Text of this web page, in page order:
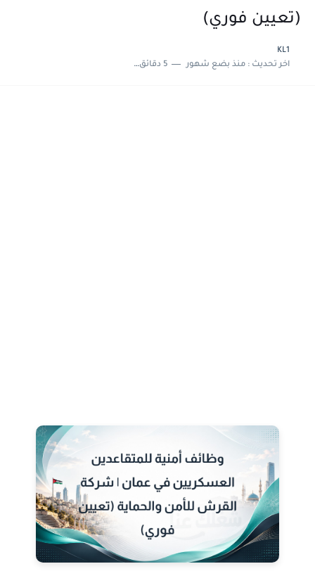
(تعيين فوري)
KL1
اخر تحديث :منذ بضع شهور 5 دقائق للقراءة